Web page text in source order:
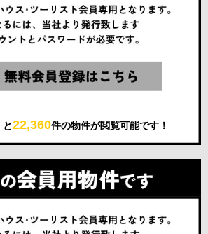
22,360件の物件が閲覧可能です！